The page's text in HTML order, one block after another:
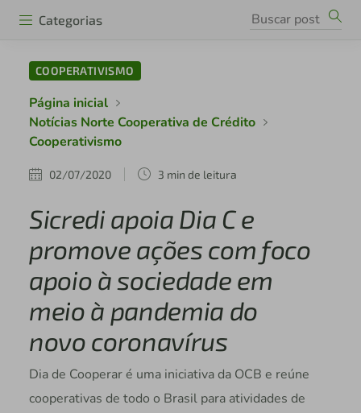
Categorias
COOPERATIVISMO
Página inicial
Notícias Norte Cooperativa de Crédito
Cooperativismo
02/07/2020 3 min de leitura
Sicredi apoia Dia C e
promove ações com foco
apoio à sociedade em
meio à pandemia do
novo coronavírus
Dia de Cooperar é uma iniciativa da OCB e reúne
cooperativas de todo o Brasil para atividades de